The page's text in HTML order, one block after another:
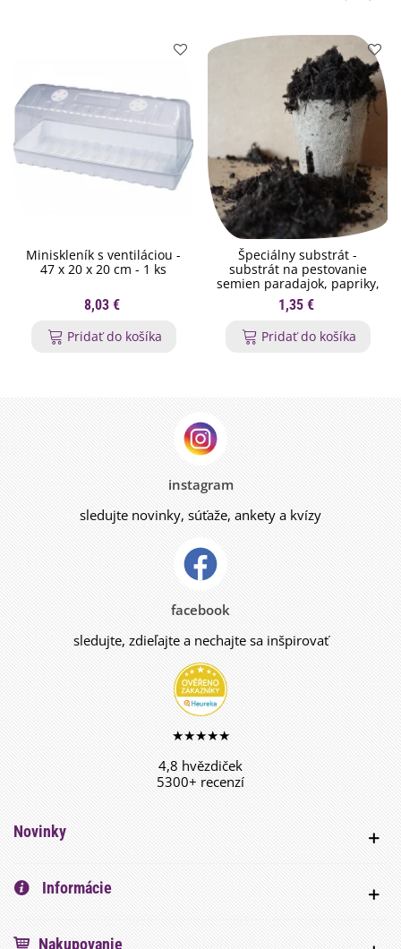
Miniskleník s ventiláciou -
47 x 20 x 20 cm - 1 ks
8,03 €
Pridať do košíka
Špeciálny substrát -
substrát na pestovanie
semien paradajok, papriky,
chilli - 200 g
1,35 €
Pridať do košíka
instagram
sledujte novinky, súťaže, ankety a kvízy
facebook
sledujte, zdieľajte a nechajte sa inšpirovať
★★★★★
4,8 hvězdiček
5300+ recenzí
Novinky
Informácie
Nakupovanie